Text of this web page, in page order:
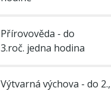
Přírovověda - do
3.roč. jedna hodina
Výtvarná výchova - do